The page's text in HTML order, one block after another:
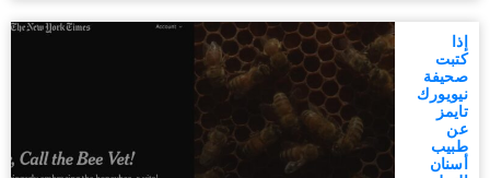
إذا
كتبت
صحيفة
نيويورك
تايمز
عن
طبيب
أسنان